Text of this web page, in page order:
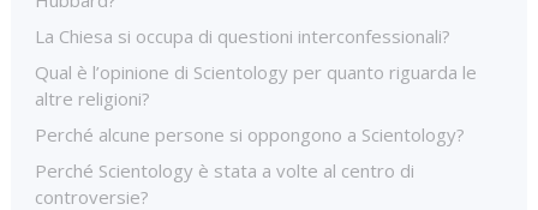
La Chiesa si occupa di questioni interconfessionali?
Qual è l’opinione di Scientology per quanto riguarda le
altre religioni?
Perché alcune persone si oppongono a Scientology?
Perché Scientology è stata a volte al centro di
controversie?